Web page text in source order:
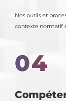
Nos outils et
contexte normatif
04